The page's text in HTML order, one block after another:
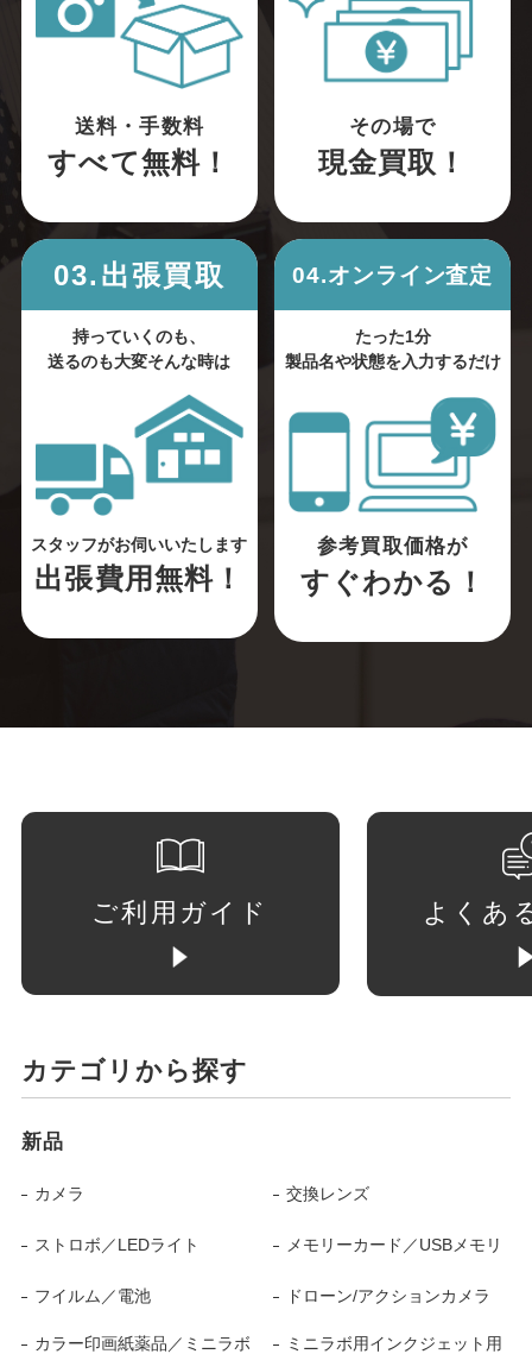
送料・手数料
すべて無料！
その場で
現金買取！
03.出張買取
持っていくのも、
送るのも大変そんな時は
スタッフがお伺いいたします
出張費用無料！
04.オンライン査定
たった1分
製品名や状態を入力するだけ
参考買取価格が
すぐわかる！
ご利用ガイド よくあ
カテゴリから探す
新品
カメラ 交換レンズ
ストロボ／LEDライト メモリーカード／USBメモリ
フイルム／電池 ドローン/アクションカメラ
カラー印画紙薬品／ミニラボ
ミニラボ用インクジェット用